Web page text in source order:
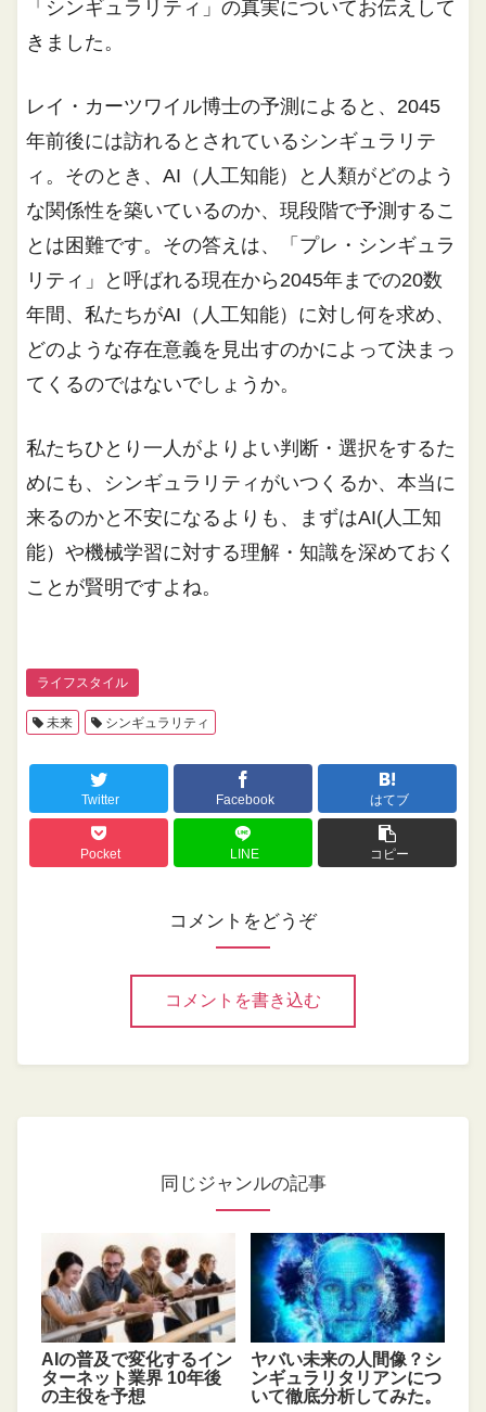
「シンギュラリティ」の真実についてお伝えして
きました。
レイ・カーツワイル博士の予測によると、2045
年前後には訪れるとされているシンギュラリテ
ィ。そのとき、AI（人工知能）と人類がどのよう
な関係性を築いているのか、現段階で予測するこ
とは困難です。その答えは、「プレ・シンギュラ
リティ」と呼ばれる現在から2045年までの20数
年間、私たちがAI（人工知能）に対し何を求め、
どのような存在意義を見出すのかによって決まっ
てくるのではないでしょうか。
私たちひとり一人がよりよい判断・選択をするた
めにも、シンギュラリティがいつくるか、本当に
来るのかと不安になるよりも、まずはAI(人工知
能）や機械学習に対する理解・知識を深めておく
ことが賢明ですよね。
ライフスタイル
未来 シンギュラリティ
Twitter Facebook はてブ
Pocket LINE コピー
コメントをどうぞ
コメントを書き込む
同じジャンルの記事
AIの普及で変化するイン
ターネット業界 10年後
の主役を予想
ヤバい未来の人間像？シ
ンギュラリタリアンにつ
いて徹底分析してみた。